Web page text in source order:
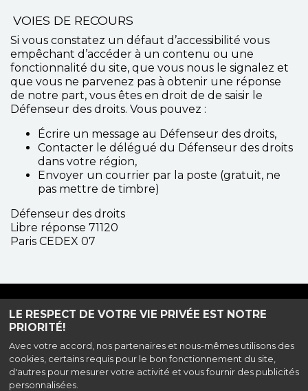
LE RESPECT DE VOTRE VIE PRIVÉE EST NOTRE
PRIORITÉ!
Avec votre accord, nos partenaires et nous-mêmes utilisons des
cookies, certains requis pour le bon fonctionnement du site,
d'autres pour mesurer votre activité et vous fournir des publicités
personnalisées.
VOIES DE RECOURS
Si vous constatez un défaut d’accessibilité vous
empêchant d’accéder à un contenu ou une
fonctionnalité du site, que vous nous le signalez et
que vous ne parvenez pas à obtenir une réponse
de notre part, vous êtes en droit de de saisir le
Défenseur des droits. Vous pouvez :
Écrire un message au Défenseur des droits,
Contacter le délégué du Défenseur des droits
dans votre région,
Envoyer un courrier par la poste (gratuit, ne
pas mettre de timbre)
Défenseur des droits
Libre réponse 71120
Paris CEDEX 07
Haut de page
12, Place Jean Jaurès, 93100 Montreuil | Mentions légales
Accessiblité|Contact| Prog. au : 01 83 74 58 20